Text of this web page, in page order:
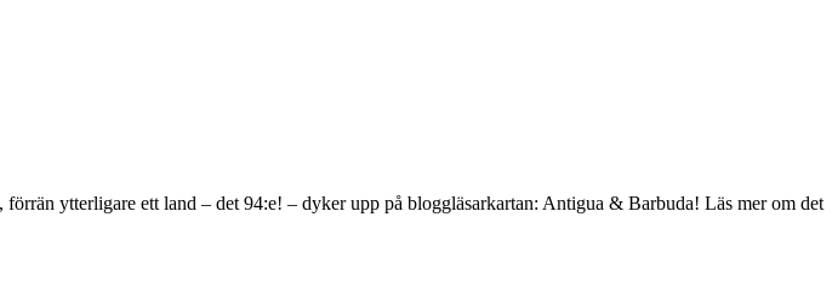
förrän ytterligare ett land – det 94:e! – dyker upp på bloggläsarkartan: Antigua & Barbuda! Läs mer om det